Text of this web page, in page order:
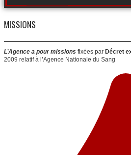
MISSIONS
L’Agence a pour missions fixées par Décret
2009 relatif à l’Agence Nationale du Sang